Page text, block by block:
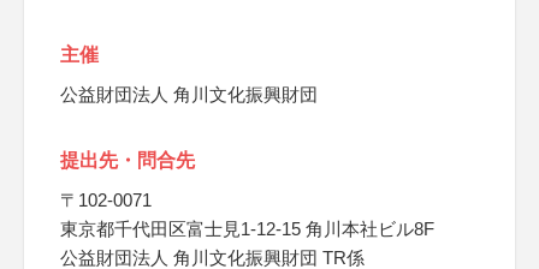
主催
公益財団法人 角川文化振興財団
提出先・問合先
〒102-0071
東京都千代田区富士見1-12-15 角川本社ビル8F
公益財団法人 角川文化振興財団 TR係